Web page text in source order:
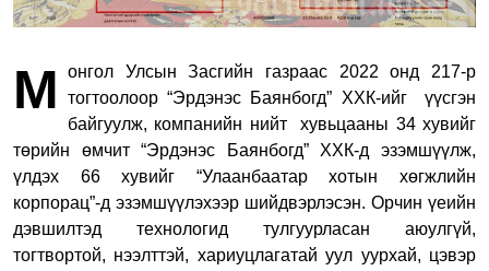
М
онгол Улсын Засгийн газраас 2022 онд 217-р
тогтоолоор “Эрдэнэс Баянбогд” ХХК-ийг үүсгэн
байгуулж, компанийн нийт хувьцааны 34 хувийг
төрийн өмчит “Эрдэнэс Баянбогд” ХХК-д эзэмшүүлж,
үлдэх 66 хувийг “Улаанбаатар хотын хөгжлийн
корпорац”-д эзэмшүүлэхээр шийдвэрлэсэн. Орчин үеийн
дэвшилтэд технологид тулгуурласан аюулгүй,
тогтвортой, нээлттэй, хариуцлагатай уул уурхай, цэвэр